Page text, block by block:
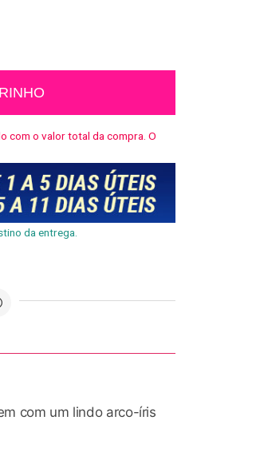
com o valor total da compra. O
da entrega.
com um lindo arco-íris